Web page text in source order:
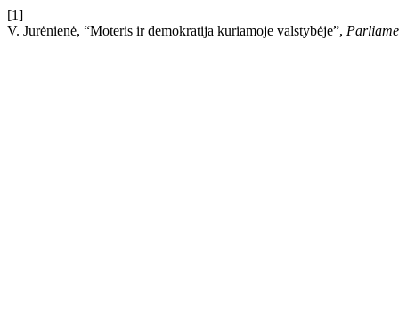
[1]
V. Jurėnienė, “Moteris ir demokratija kuriamoje valstybėje”,